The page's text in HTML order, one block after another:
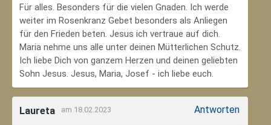
Für alles. Besonders für die vielen Gnaden. Ich werde
weiter im Rosenkranz Gebet besonders als Anliegen
für den Frieden beten. Jesus ich vertraue auf dich.
Maria nehme uns alle unter deinen Mütterlichen Schutz.
Ich liebe Dich von ganzem Herzen und deinen geliebten
Sohn Jesus. Jesus, Maria, Josef - ich liebe euch.
Laureta am 18.02.2023 Antworten